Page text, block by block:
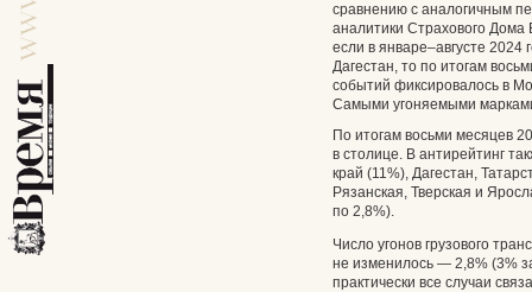
сравнению с аналогичным
аналитики Страхового Дома
если в январе–августе
Дагестан, то по итогам
событий фиксировалось в
Самыми угоняемыми
По итогам восьми месяцев
в столице. В антирейтинг
край (11%), Дагестан,
Рязанская, Тверская и
по 2,8%).
Число угонов грузового
не изменилось — 2,8% (3%
практически все случаи